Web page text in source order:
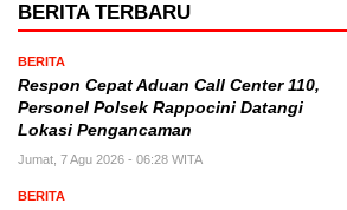
BERITA TERBARU
BERITA
Respon Cepat Aduan Call Center 110,
Personel Polsek Rappocini Datangi
Lokasi Pengancaman
Jumat, 7 Agu 2026 - 06:28 WITA
BERITA